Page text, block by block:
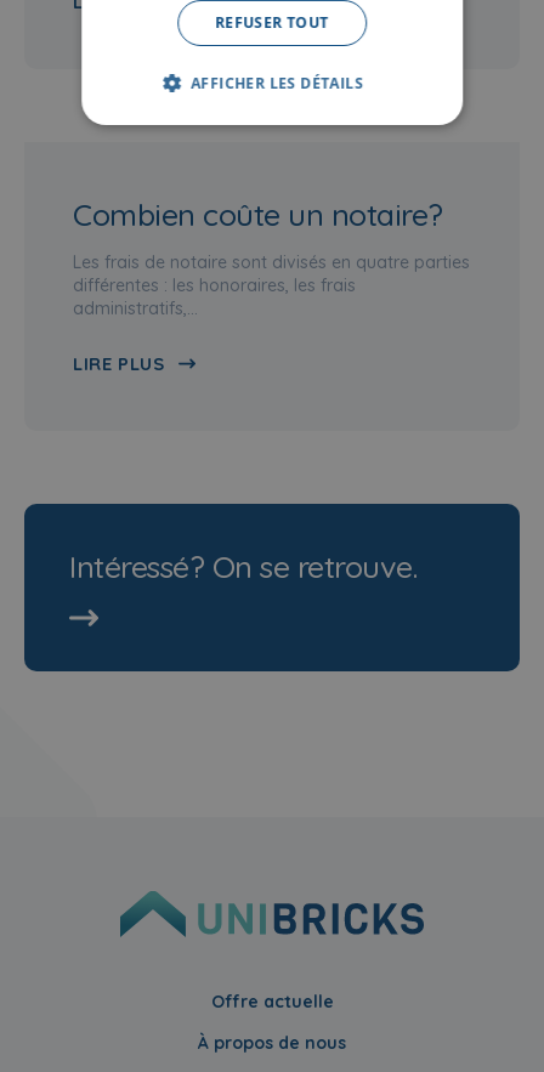
Combien coûte un notaire?
Les frais de notaire sont divisés en quatre parties
différentes : les honoraires, les frais
administratifs,…
LIRE PLUS
Intéressé? On se retrouve.
Offre actuelle
À propos de nous
REFUSER TOUT
AFFICHER LES DÉTAILS